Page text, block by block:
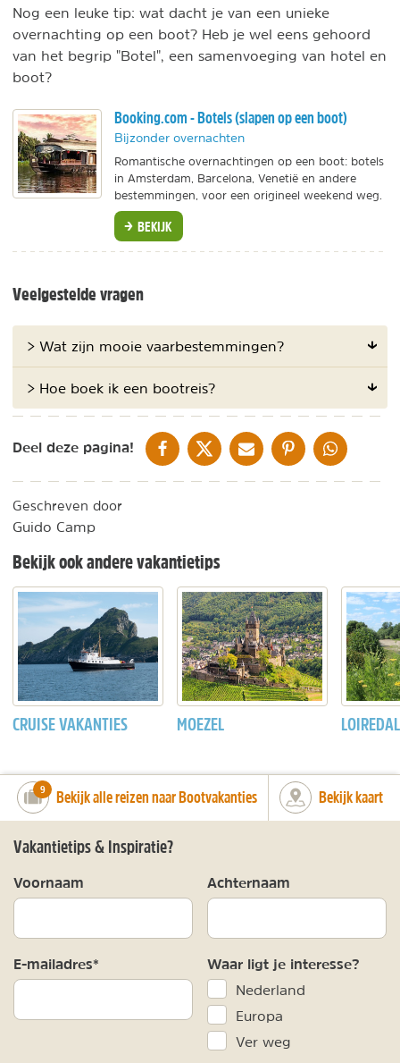
Nog een leuke tip: wat dacht je van een unieke
overnachting op een boot? Heb je wel eens gehoord
van het begrip "Botel", een samenvoeging van hotel en
boot?
Booking.com - Botels (slapen op een boot)
Bijzonder overnachten
Romantische overnachtingen op een boot: botels
in Amsterdam, Barcelona, Venetië en andere
bestemmingen, voor een origineel weekend weg.
BEKIJK
Veelgestelde vragen
> Wat zijn mooie vaarbestemmingen?
> Hoe boek ik een bootreis?
Deel deze pagina! DELEN OP FACEBOOK
DELEN OP XDELEN VIA DE MAIL
DELEN OP PINTEREST
DELEN OP
Geschreven door
Guido Camp
Bekijk ook andere vakantietips
CRUISE VAKANTIES MOEZEL LOIREDAL
number_of_trips:
9 Bekijk alle reizen naar Bootvakanties Bekijk kaart
Vakantietips & Inspiratie?
Voornaam Achternaam
E-mailadres* Waar ligt je interesse?
Nederland
Europa
Ver weg